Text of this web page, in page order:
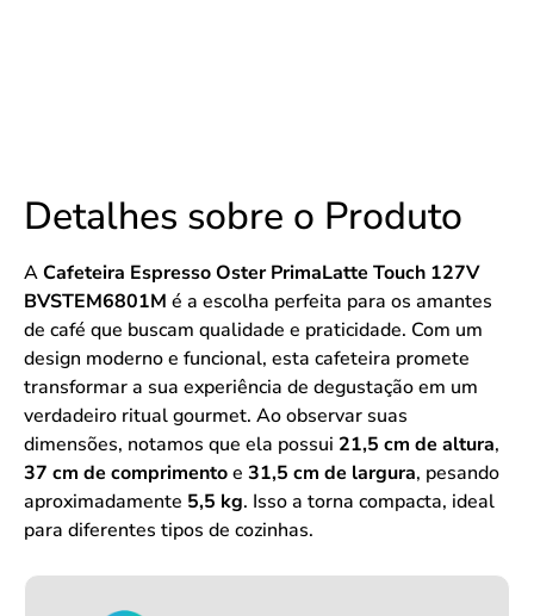
Detalhes sobre o Produto
ACafeteira Espresso Oster PrimaLatte Touch 127V
BVSTEM6801M é a escolha perfeita para os amantes
de café que buscam qualidade e praticidade. Com um
design moderno e funcional, esta cafeteira promete
transformar a sua experiência de degustação em um
verdadeiro ritual gourmet. Ao observar suas
dimensões, notamos que ela possui 21,5 cm de altura,
37 cm de comprimentoe 31,5 cm de largura, pesando
aproximadamente 5,5 kg. Isso a torna compacta, ideal
para diferentes tipos de cozinhas.